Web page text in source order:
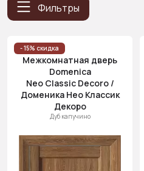
Фильтры
- 15% скидка
Межкомнатная дверь
Domenica
Neo Classic Decoro /
Доменика Нео Классик
Декоро
Дуб капучино